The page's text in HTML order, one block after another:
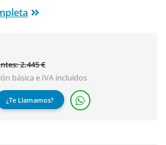
2.445 €
básicae IVA incluidos
¿Te Llamamos?